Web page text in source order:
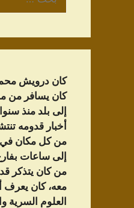
عن:
كان درويش
كان يسافر من
إلى بلد منذ
أخبار قدومه
من كل مكان في
إلى ساعات
من كان يتذكر
معه، كان يعرف
العلوم السرية